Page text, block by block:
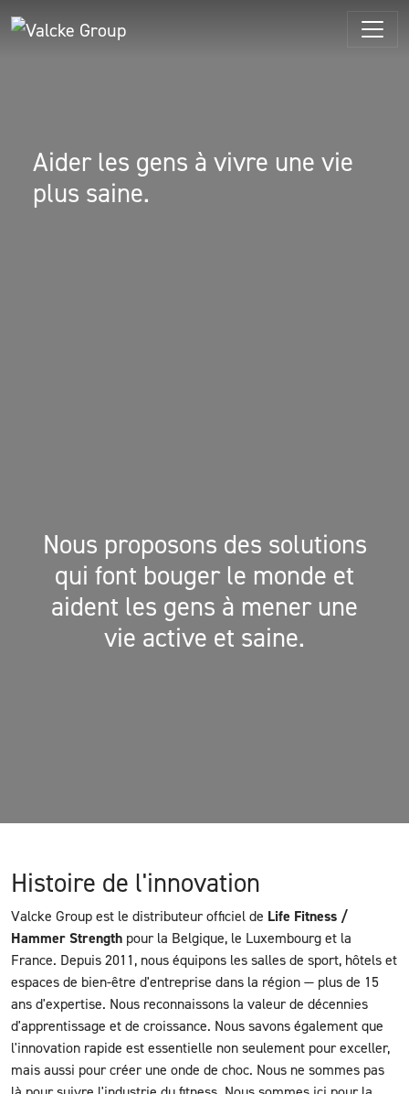
Aider les gens à vivre une vie
plus saine.
Nous proposons des solutions
qui font bouger le monde et
aident les gens à mener une
vie active et saine.
Histoire de l'innovation
Valcke Group est le distributeur officiel de Life Fitness /
Hammer Strength pour la Belgique, le Luxembourg et la
France. Depuis 2011, nous équipons les salles de sport, hôtels et
espaces de bien-être d'entreprise dans la région — plus de 15
ans d'expertise. Nous reconnaissons la valeur de décennies
d'apprentissage et de croissance. Nous savons également que
l'innovation rapide est essentielle non seulement pour exceller,
mais aussi pour créer une onde de choc. Nous ne sommes pas